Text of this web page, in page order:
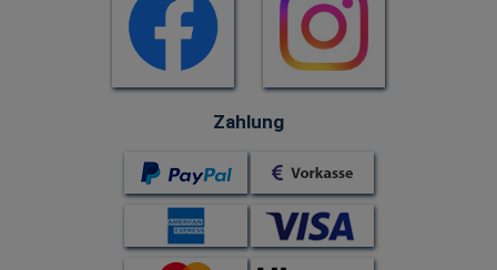
Zahlung